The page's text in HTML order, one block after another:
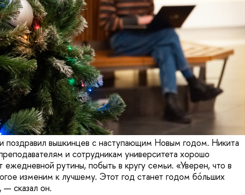
поздравил вышкинцев с наступающим Новым годом. Никита
и сотрудникам университета хорошо
ежедневной рутины, побыть в кругу семьи. «Уверен, что в
изменим к лучшему. Этот год станет годом бóльших
— сказал он.